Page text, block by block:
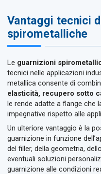
Vantaggi tecnici
spirometalliche
Le guarnizioni
tecnici nelle applicazioni
metallica consente di
elasticità, recupero sotto
le rende adatte a flange che
impegnative rispetto alle
Un ulteriore vantaggio è la
guarnizione in funzione
del filler, della geometria,
eventuali soluzioni
guarnizione alle condizioni